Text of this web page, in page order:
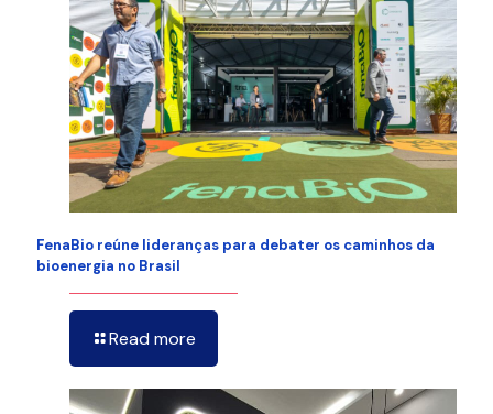
FenaBio reúne lideranças para debater os caminhos da
bioenergia no Brasil
Read more